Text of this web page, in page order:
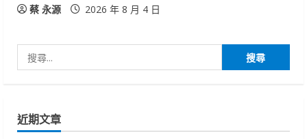
蔡 永源 2026 年 8 月 4 日
尋
字:
近期文章